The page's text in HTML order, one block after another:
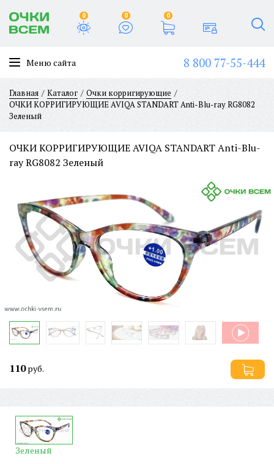
0 0 0
Меню сайта 8 800 77-55-444
Главная Каталог
Очки корригирующие
ОЧКИ КОРРИГИРУЮЩИЕ AVIQA STANDART Anti-Blu-ray RG8082
Зеленый
ОЧКИ КОРРИГИРУЮЩИЕ AVIQA STANDART Anti-Blu-
ray RG8082 Зеленый
110руб.
Зеленый